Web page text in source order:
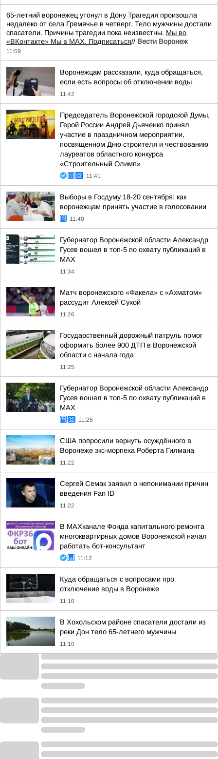
65-летний воронежец утонул в Дону Трагедия произошла
недалеко от села Гремячье в четверг. Тело мужчины достали
спасатели. Причины трагедии пока неизвестны. Мы во
«ВКонтакте» Мы в MAX. Подписаться// Вести Воронеж
11:59
Воронежцам рассказали, куда обращаться,
если есть вопросы об отключении воды
11:42
Председатель Воронежской городской Думы,
Герой России Андрей Дьяченко принял
участие в праздничном мероприятии,
посвященном Дню строителя и чествованию
лауреатов областного конкурса
«Строительный Олимп»
11:41
Выборы в Госдуму 18-20 сентября: как
воронежцам принять участие в голосовании
11:40
Губернатор Воронежской области Александр
Гусев вошел в топ-5 по охвату публикаций в
МАХ
11:34
Матч воронежского «Факела» с «Ахматом»
рассудит Алексей Сухой
11:26
Государственный дорожный патруль помог
оформить более 900 ДТП в Воронежской
области с начала года
11:25
Губернатор Воронежской области Александр
Гусев вошел в топ-5 по охвату публикаций в
МАХ
11:25
США попросили вернуть осуждённого в
Воронеже экс-морпеха Роберта Гилмана
11:22
Сергей Семак заявил о непонимании причин
введения Fan ID
11:22
В МАХканале Фонда капитального ремонта
многоквартирных домов Воронежской начал
работать бот-консультант
11:12
Куда обращаться с вопросами про
отключение воды в Воронеже
11:10
В Хохольском районе спасатели достали из
реки Дон тело 65-летнего мужчины
11:10